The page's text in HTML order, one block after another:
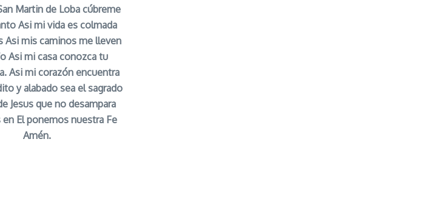
Martin de Loba cúbreme
Asi mi vida es colmada
Asi mis caminos me lleven
Asi mi casa conozca tu
Asi mi corazón encuentra
y alabado sea el sagrado
Jesus que no desampara
en El ponemos nuestra Fe
Amén.